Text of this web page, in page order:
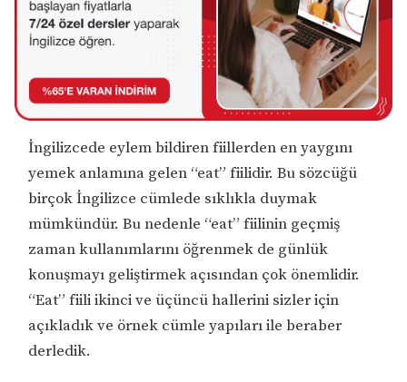
İngilizcede eylem bildiren fiillerden en yaygını
yemek anlamına gelen “eat” fiilidir. Bu sözcüğü
birçok İngilizce cümlede sıklıkla duymak
mümkündür. Bu nedenle “eat” fiilinin geçmiş
zaman kullanımlarını öğrenmek de günlük
konuşmayı geliştirmek açısından çok önemlidir.
“Eat” fiili ikinci ve üçüncü hallerini sizler için
açıkladık ve örnek cümle yapıları ile beraber
derledik.